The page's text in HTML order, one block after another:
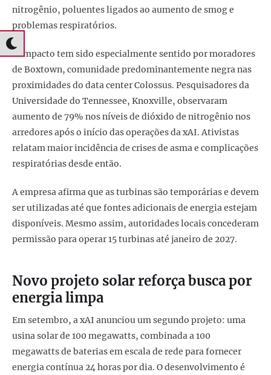
nitrogênio, poluentes ligados ao aumento de smog e
problemas respiratórios.
O impacto tem sido especialmente sentido por moradores
de Boxtown, comunidade predominantemente negra nas
proximidades do data center Colossus. Pesquisadores da
Universidade do Tennessee, Knoxville, observaram
aumento de 79% nos níveis de dióxido de nitrogênio nos
arredores após o início das operações da xAI. Ativistas
relatam maior incidência de crises de asma e complicações
respiratórias desde então.
A empresa afirma que as turbinas são temporárias e devem
ser utilizadas até que fontes adicionais de energia estejam
disponíveis. Mesmo assim, autoridades locais concederam
permissão para operar 15 turbinas até janeiro de 2027.
Novo projeto solar reforça busca por
energia limpa
Em setembro, a xAI anunciou um segundo projeto: uma
usina solar de 100 megawatts, combinada a 100
megawatts de baterias em escala de rede para fornecer
energia contínua 24 horas por dia. O desenvolvimento é